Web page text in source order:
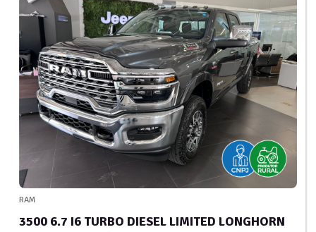
RAM
3500 6.7 I6 TURBO DIESEL LIMITED LONGHORN